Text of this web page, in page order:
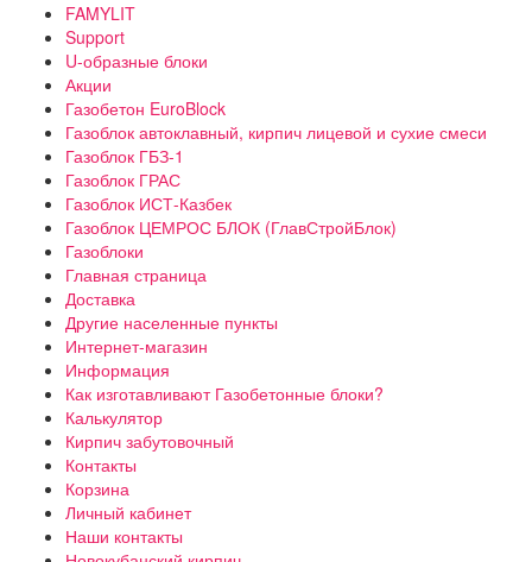
FAMYLIT
Support
U-образные блоки
Акции
Газобетон EuroBlock
Газоблок автоклавный, кирпич лицевой и сухие смеси
Газоблок ГБЗ-1
Газоблок ГРАС
Газоблок ИСТ-Казбек
Газоблок ЦЕМРОС БЛОК (ГлавСтройБлок)
Газоблоки
Главная страница
Доставка
Другие населенные пункты
Интернет-магазин
Информация
Как изготавливают Газобетонные блоки?
Калькулятор
Кирпич забутовочный
Контакты
Корзина
Личный кабинет
Наши контакты